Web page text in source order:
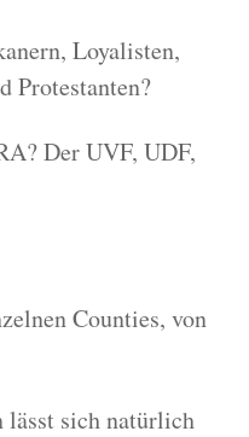
Loyalisten,
Protestanten?
Der UVF, UDF,
Counties, von
lässt sich natürlich